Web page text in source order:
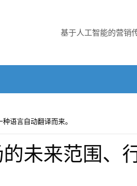
基于人工智能的营销
语言自动翻译而来。
未来范围、